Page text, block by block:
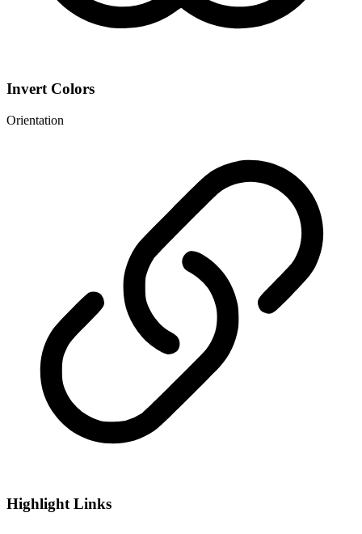
Invert Colors
Orientation
Highlight Links